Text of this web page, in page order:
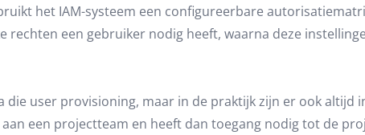
het IAM-systeem een configureerbare
een gebruiker nodig heeft, waarna deze
user provisioning, maar in de praktijk zijn er ook altijd
een projectteam en heeft dan toegang nodig tot de